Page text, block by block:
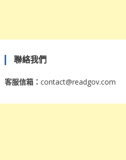
聯絡我們
客服信箱： contact@readgov.com